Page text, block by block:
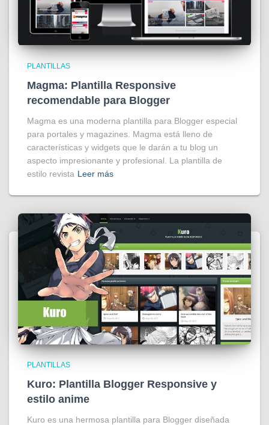
PLANTILLAS
Magma: Plantilla Responsive
recomendable para Blogger
Magma es una moderna plantilla para Blogger especial
para portales y magazines. Magma está lleno de
características y widgets que le darán a tu blog un
aspecto impresionante y profesional. La plantilla de
estilo revista Leer más
PLANTILLAS
Kuro: Plantilla Blogger Responsive y
estilo anime
Kuro es una hermosa plantilla para Blogger diseñada